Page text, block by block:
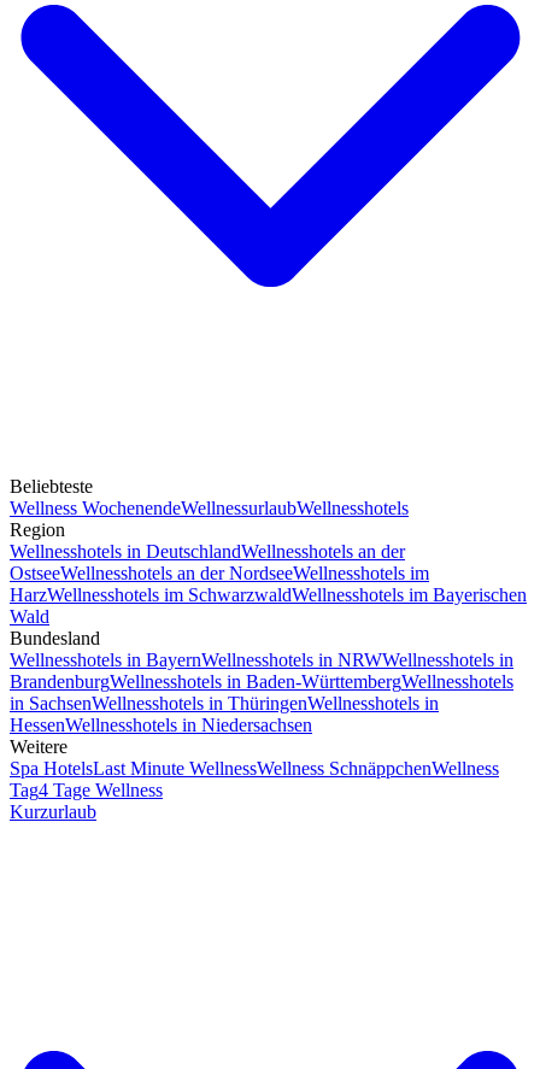
Beliebteste
Wellness WochenendeWellnessurlaubWellnesshotels
Region
Wellnesshotels in DeutschlandWellnesshotels an der
OstseeWellnesshotels an der NordseeWellnesshotels im
HarzWellnesshotels im SchwarzwaldWellnesshotels im Bayerischen
Wald
Bundesland
Wellnesshotels in BayernWellnesshotels in NRWWellnesshotels in
BrandenburgWellnesshotels in Baden-WürttembergWellnesshotels
in SachsenWellnesshotels in ThüringenWellnesshotels in
HessenWellnesshotels in Niedersachsen
Weitere
Spa HotelsLast Minute WellnessWellness SchnäppchenWellness
Tag4 Tage Wellness
Kurzurlaub